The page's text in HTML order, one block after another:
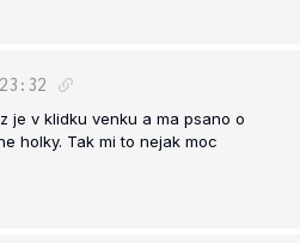
23:32
je v klidku venku a ma psano o
holky. Tak mi to nejak moc